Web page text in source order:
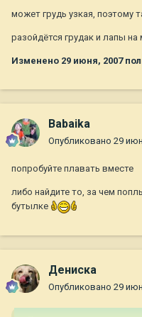
может грудь узкая, поэтому
разойдётся грудак и лапы на
Изменено 29 июня, 2007
Babaika
Опубликовано 29
попробуйте плавать вместе
либо найдите то, за чем
бутылке
Дениска
Опубликовано 29